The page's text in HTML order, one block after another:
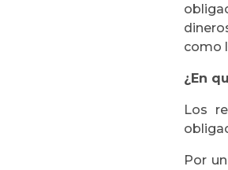
como
¿En
Los
Por